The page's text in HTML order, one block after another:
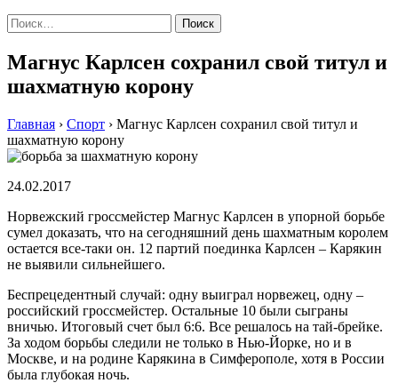
Найти:
Магнус Карлсен сохранил свой титул и
шахматную корону
Главная › Спорт › Магнус Карлсен сохранил свой титул и
шахматную корону
24.02.2017
Норвежский гроссмейстер Магнус Карлсен в упорной борьбе
сумел доказать, что на сегодняшний день шахматным королем
остается все-таки он. 12 партий поединка Карлсен – Карякин
не выявили сильнейшего.
Беспрецедентный случай: одну выиграл норвежец, одну –
российский гроссмейстер. Остальные 10 были сыграны
вничью. Итоговый счет был 6:6. Все решалось на тай-брейке.
За ходом борьбы следили не только в Нью-Йорке, но и в
Москве, и на родине Карякина в Симферополе, хотя в России
была глубокая ночь.